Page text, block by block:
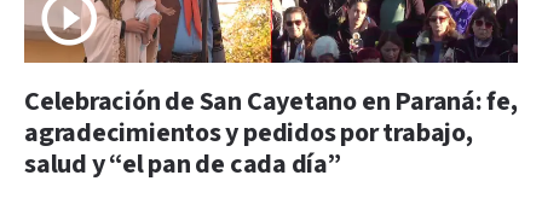
Celebración de San Cayetano en Paraná: fe,
agradecimientos y pedidos por trabajo,
salud y “el pan de cada día”